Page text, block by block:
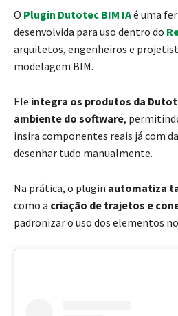
O Plugin Dutotec BIM IAé uma
desenvolvida para uso dentro do
arquitetos, engenheiros e
modelagem BIM.
Ele integra os produtos da
ambiente do software,
insira componentes reais já com
desenhar tudo manualmente.
Na prática, o plugin automatiza
como a criação de trajetos e
padronizar o uso dos elementos